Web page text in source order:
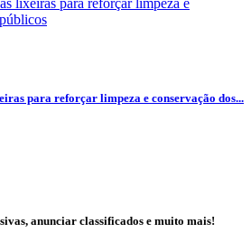
para reforçar limpeza e conservação dos...
anunciar classificados e muito mais!